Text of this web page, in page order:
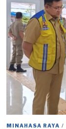
MINAHASA RAYA /